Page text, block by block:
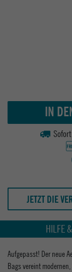
IN
JETZT DIE
HILFE
Aufgepasst! Der neue
Bags vereint